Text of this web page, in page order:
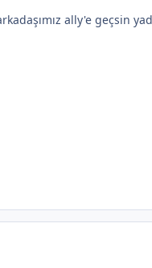
ally'e geçsin